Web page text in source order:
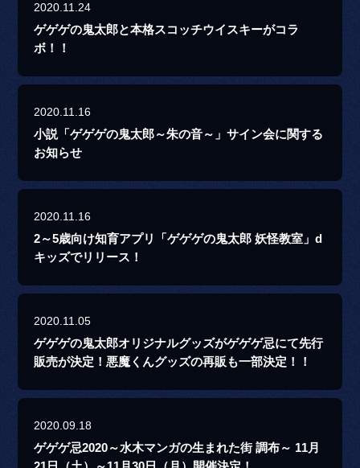
2020.11.24
ゲゲゲの鬼太郎と本格スコッチウイスキーがコラ
ボ！！
2020.11.16
小説「ゲゲゲの鬼太郎～朱の音～」サイン会に関する
お知らせ
2020.11.16
2～5歳向け知育アプリ「ゲゲゲの鬼太郎 妖怪教室」d
キッズでリリース！
2020.11.05
ゲゲゲの鬼太郎オリジナルグッズがゲゲゲ忌にて先行
販売が決定！悪魔くんグッズの再販も一部決定！！
2020.09.18
ゲゲゲ忌2020～水木マンガの生まれた街 調布～ 11月